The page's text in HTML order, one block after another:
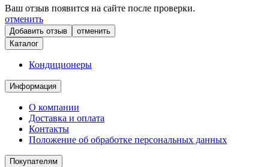
Ваш отзыв появится на сайте после проверки.
отменить
отменить
Каталог
Кондиционеры
Информация
О компании
Доставка и оплата
Контакты
Положение об обработке персональных данных
Покупателям